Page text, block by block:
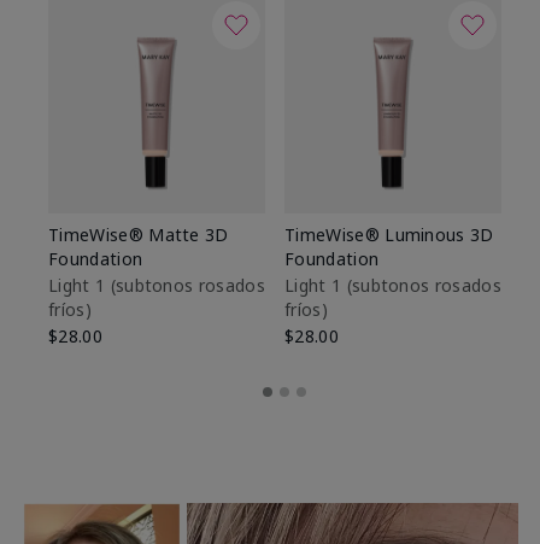
TimeWise® Matte 3D
Foundation
Light 1​ (subtonos rosados
fríos)
$28.00
TimeWise® Luminous 3D
Foundation
Light 1​ (subtonos rosados
fríos)
$28.00